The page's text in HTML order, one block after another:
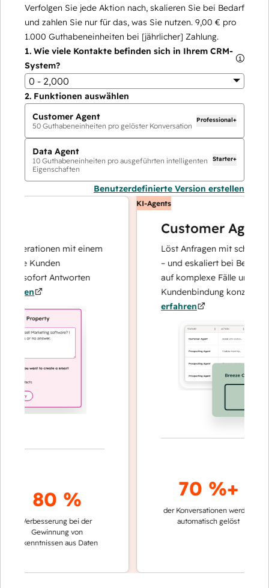
Verfolgen Sie jede Aktion nach, skalieren Sie bei Bedarf
und zahlen Sie nur für das, was Sie nutzen. 9,00 € pro
1.000 Guthabeneinheiten bei [jährlicher] Zahlung.
1. Wie viele Kontakte befinden sich in Ihrem CRM-
System?
0 - 2,000
2. Funktionen auswählen
Customer Agent
50 Guthabeneinheiten pro gelöster Konversation
Professional+
Data Agent
10 Guthabeneinheiten pro ausgeführten intelligenten
Eigenschaften
Starter+
Benutzerdefinierte Version erstellen
mit einem
Kunden
sofort Antworten
80 %
Verbesserung bei der
Gewinnung von
aus Daten
KI-Agents
Customer Agent
Löst Anfragen mit schnellen,
– und eskaliert bei Bedarf,
auf komplexe Fälle und den
Kundenbindung konzentrieren
erfahren
70 %+
der Konversationen werden
automatisch gelöst